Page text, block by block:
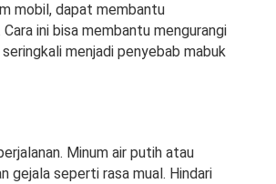
mobil, dapat membantu
ini bisa membantu mengurangi
menjadi penyebab mabuk
Minum air putih atau
gejala seperti rasa mual. Hindari